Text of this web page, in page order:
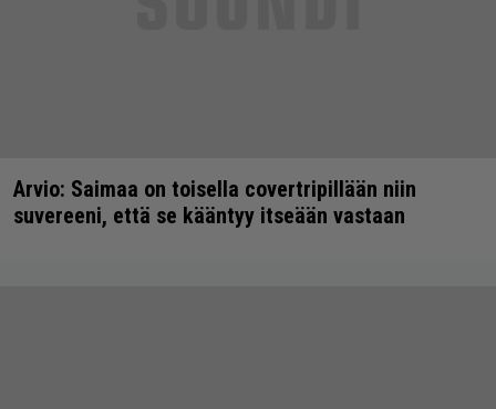
Arvio: Saimaa on toisella covertripillään niin
suvereeni, että se kääntyy itseään vastaan